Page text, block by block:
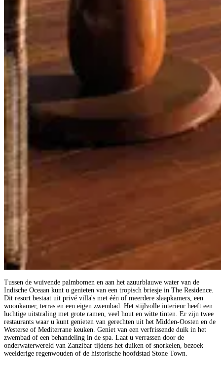
Tussen de wuivende palmbomen en aan het azuurblauwe water van de
Indische Oceaan kunt u genieten van een tropisch briesje in The Residence.
Dit resort bestaat uit privé villa's met één of meerdere slaapkamers, een
woonkamer, terras en een eigen zwembad. Het stijlvolle interieur heeft een
luchtige uitstraling met grote ramen, veel hout en witte tinten. Er zijn twee
restaurants waar u kunt genieten van gerechten uit het Midden-Oosten en de
Westerse of Mediterrane keuken. Geniet van een verfrissende duik in het
zwembad of een behandeling in de spa. Laat u verrassen door de
onderwaterwereld van Zanzibar tijdens het duiken of snorkelen, bezoek
weelderige regenwouden of de historische hoofdstad Stone Town.